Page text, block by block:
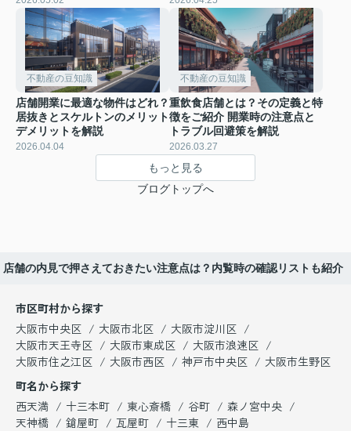
不動産の豆知識
店舗開業に最適な物件はどれ？
居抜きとスケルトンのメリット
デメリットを解説
2026.04.04
不動産の豆知識
重飲食店舗とは？その定義と特
徴をご紹介 開業時の注意点と
トラブル回避策を解説
2026.03.27
もっと見る
ブログトップへ
店舗の内見で押さえておきたい注意点は？内覧時の確認リストも紹介
市区町村から探す
大阪市中央区
大阪市北区
大阪市淀川区
大阪市天王寺区
大阪市東成区
大阪市浪速区
大阪市住之江区
大阪市西区 神戸市中央区
大阪市生野区
町名から探す
西天満
十三本町 東心斎橋 谷町
森ノ宮中央
天神橋
鎗屋町 瓦屋町 十三東
西中島